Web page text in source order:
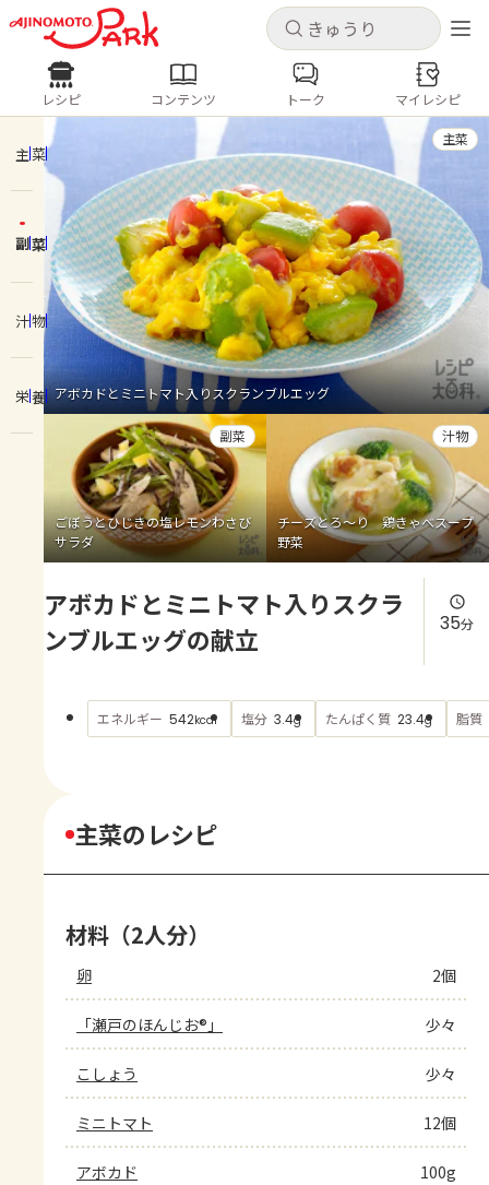
キャンセル
ログインするとレシピを保存できます
新規登録
ホーム
コンテンツ
レシピ
トーク
よくあるお問い合わせ
お買い物
AJINOMOTO PARK とは
キャンセル
レシピ コンテンツ
人気の食材・レシピ
きゅうり なす トマト
とうもろこし
ピーマン
みょうが ゴーヤ
レシピ コンテンツ トーク マイレシピ
主菜
副菜
汁物
栄養 アボカドとミニトマト入りスクランブルエッグ
主菜
ごぼうとひじきの塩レモンわさび
サラダ
副菜
チーズとろ～り 鶏きゃべスープ
野菜
汁物
アボカドとミニトマト入りスクラ
ンブルエッグの献立
35分
エネルギー 542kcal 塩分 3.4g たんぱく質 23.4g 脂質
主菜のレシピ
材料（2人分）
卵 2個
「瀬戸のほんじお®」 少々
こしょう 少々
ミニトマト 12個
アボカド 100g